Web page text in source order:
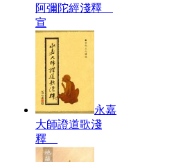
阿彌陀經淺釋
宣
永嘉
大師證道歌淺
釋